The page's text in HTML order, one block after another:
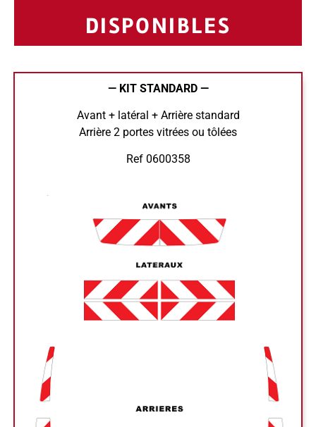
DISPONIBLES
— KIT STANDARD —
Avant + latéral + Arrière standard
Arrière 2 portes vitrées ou tôlées
Ref 0600358